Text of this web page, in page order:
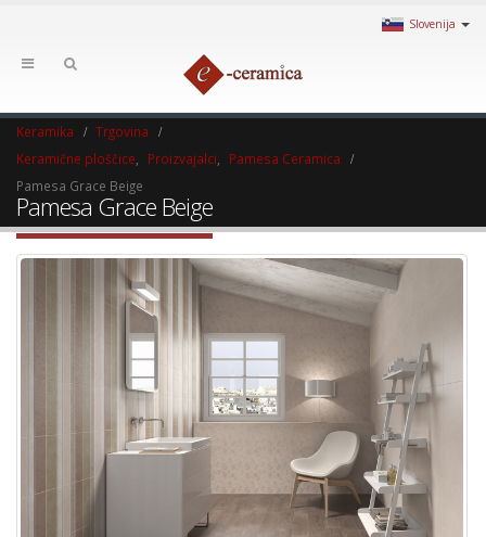
Slovenija
Keramika
Trgovina
Keramične ploščice
Proizvajalci
Pamesa Ceramica
Pamesa Grace Beige
Pamesa Grace Beige